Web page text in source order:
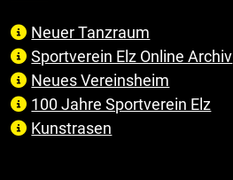
Neuer Tanzraum
Sportverein Elz Online Archiv
Neues Vereinsheim
100 Jahre Sportverein Elz
Kunstrasen